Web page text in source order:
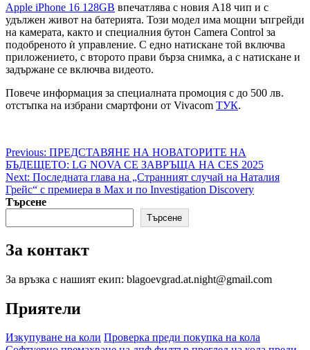
Apple iPhone 16 128GB впечатлява с новия A18 чип и с
удължен живот на батерията. Този модел има мощни ъпгрейди
на камерата, както и специалния бутон Camera Control за
подобреното ѝ управление. С едно натискане той включва
приложението, с второто прави бърза снимка, а с натискане и
задържане се включва видеото.
Повече информация за специалната промоция с до 500 лв.
отстъпка на избрани смартфони от Vivacom ТУК.
Post
navigation
Previous: ПРЕДСТАВЯНЕ НА НОВАТОРИТЕ НА
БЪДЕЩЕТО: LG NOVA СЕ ЗАВРЪЩА НА CES 2025
Next: Последната глава на „Странният случай на Наталия
Грейс“ с премиера в Max и по Investigation Discovery
Търсене
Търсене
За контакт
За връзка с нашият екип: blagoevgrad.at.night@gmail.com
Приятели
Изкупуване на коли Проверка преди покупка на кола